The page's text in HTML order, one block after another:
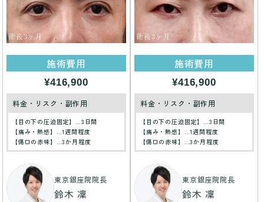
施術費用
¥416,900
料金・リスク・副作用
【目の下の圧迫固定】…3日間
【痛み・熱感】…1週間程度
【傷口の赤味】…3か月程度
東京銀座院院長
鈴木 凜
施術費用
¥416,900
料金・リスク・副作用
【目の下の圧迫固定】…3日間
【痛み・熱感】…1週間程度
【傷口の赤味】…3か月程度
東京銀座院院長
鈴木 凜